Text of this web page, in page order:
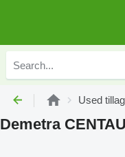
Used
Demetra